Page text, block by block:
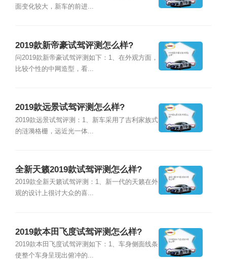
面变化较大，新车的前进...
2019款新帝豪试驾评测怎么样?
问2019款新帝豪试驾评测如下：1、在外观方面，
比较个性的中网造型，看...
2019款远景试驾评测怎么样?
2019款远景试驾评测：1、新车采用了吉利家族式
的涟漪格栅，远近光一体...
全新天籁2019款试驾评测怎么样?
2019款全新天籁试驾评测：1、新一代的天籁在外
观的设计上很讨大众的喜...
2019款本田飞度试驾评测怎么样?
2019款本田飞度试驾评测如下：1、车身侧面线条
使整个车身呈现出俯冲的...